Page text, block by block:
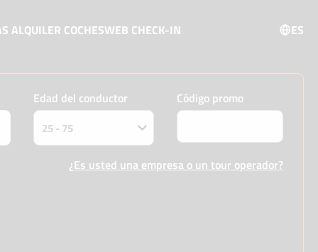
ALQUILER COCHESWEB CHECK-IN ES
Edad del conductor Código promo
¿Es usted una empresa o un tour operador?